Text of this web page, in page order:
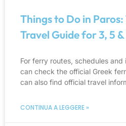
Things to Do in
Travel Guide for 3, 5
For ferry routes, schedules
can check the official Greek
can also find official travel
CONTINUA A LEGGERE »